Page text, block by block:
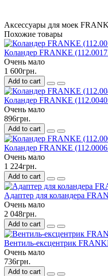
Аксессуары для моек
Похожие товары
Коландер FRANKE
Очень мало
1 600грн.
Add to cart
Коландер FRANKE
Очень мало
896грн.
Add to cart
Коландер FRANKE
Очень мало
1 224грн.
Add to cart
Адаптер для коландера
Очень мало
2 048грн.
Add to cart
Вентиль-ексцентрик
Очень мало
736грн.
Add to cart